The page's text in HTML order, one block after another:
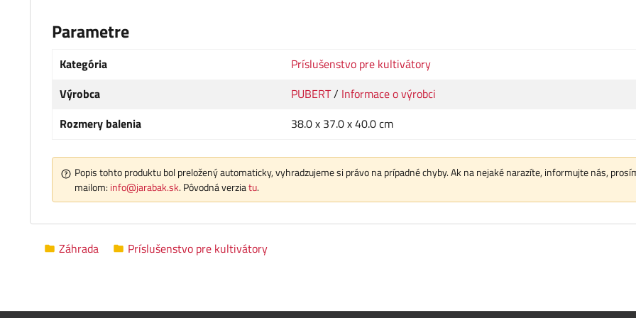
Parametre
Kategória
Príslušenstvo pre kultivátory
Výrobca
PUBERT/ Informace o výrobci
Rozmery balenia
38.0 x 37.0 x 40.0 cm
Popis tohto produktu bol preložený automaticky, vyhradzujeme si právo na prípadné chyby. Ak na nejaké narazíte, informujte nás,
mailom: info@jarabak.sk. Pôvodná verziatu.
Záhrada Príslušenstvo pre kultivátory